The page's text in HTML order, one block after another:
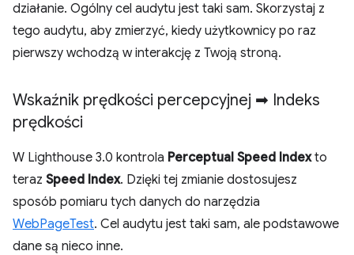
działanie. Ogólny cel audytu jest taki sam. Skorzystaj z
tego audytu, aby zmierzyć, kiedy użytkownicy po raz
pierwszy wchodzą w interakcję z Twoją stroną.
Wskaźnik prędkości percepcyjnej ➡ Indeks
prędkości
W Lighthouse 3.0 kontrola Perceptual Speed Indexto
teraz Speed Index. Dzięki tej zmianie dostosujesz
sposób pomiaru tych danych do narzędzia
WebPageTest. Cel audytu jest taki sam, ale podstawowe
dane są nieco inne.